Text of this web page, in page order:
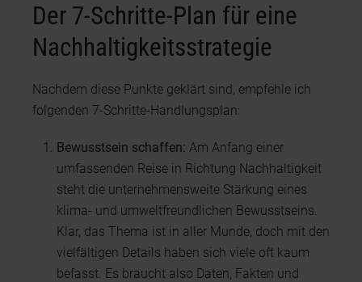
Der 7-Schritte-Plan für eine
Nachhaltigkeitsstrategie
Nachdem diese Punkte geklärt sind, empfehle ich
folgenden 7-Schritte-Handlungsplan:
Bewusstsein schaffen: Am Anfang einer
umfassenden Reise in Richtung Nachhaltigkeit
steht die unternehmensweite Stärkung eines
klima- und umweltfreundlichen Bewusstseins.
Klar, das Thema ist in aller Munde, doch mit den
vielfältigen Details haben sich viele oft kaum
befasst. Es braucht also Daten, Fakten und